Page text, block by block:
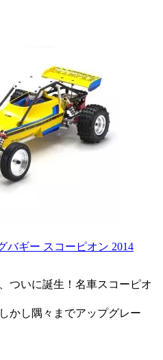
バギー スコーピオン 2014
ついに誕生！名車スコーピオ
かし隅々までアップグレー